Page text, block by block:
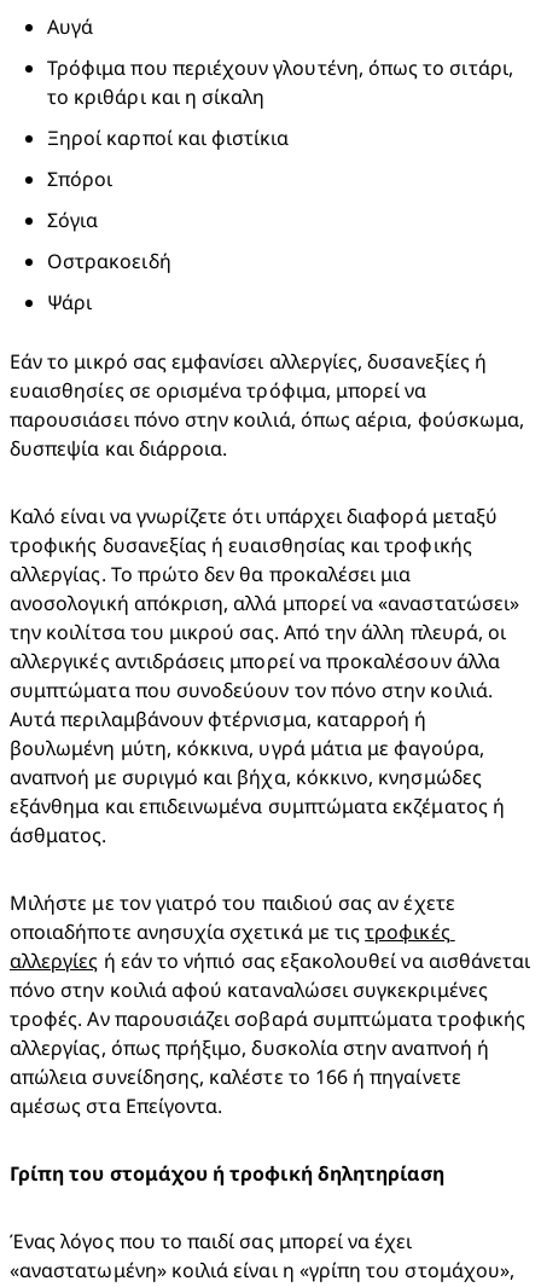
Αυγά
Τρόφιμα που περιέχουν γλουτένη, όπως το σιτάρι,
το κριθάρι και η σίκαλη
Ξηροί καρποί και φιστίκια
Σπόροι
Σόγια
Οστρακοειδή
Ψάρι
​Εάν το μικρό σας εμφανίσει αλλεργίες, δυσανεξίες ή
ευαισθησίες σε ορισμένα τρόφιμα, μπορεί να
παρουσιάσει πόνο στην κοιλιά, όπως αέρια, φούσκωμα,
δυσπεψία και διάρροια.
Καλό είναι να γνωρίζετε ότι υπάρχει διαφορά μεταξύ
τροφικής δυσανεξίας ή ευαισθησίας και τροφικής
αλλεργίας. Το πρώτο δεν θα προκαλέσει μια
ανοσολογική απόκριση, αλλά μπορεί να «αναστατώσει»
την κοιλίτσα του μικρού σας. Από την άλλη πλευρά, οι
αλλεργικές αντιδράσεις μπορεί να προκαλέσουν άλλα
συμπτώματα που συνοδεύουν τον πόνο στην κοιλιά.
Αυτά περιλαμβάνουν φτέρνισμα, καταρροή ή
βουλωμένη μύτη, κόκκινα, υγρά μάτια με φαγούρα,
αναπνοή με συριγμό και βήχα, κόκκινο, κνησμώδες
εξάνθημα και επιδεινωμένα συμπτώματα εκζέματος ή
άσθματος.​
Μιλήστε με τον γιατρό του παιδιού σας αν έχετε
οποιαδήποτε ανησυχία σχετικά με τις τροφικές
αλλεργίες ή εάν το νήπιό σας εξακολουθεί να αισθάνεται
πόνο στην κοιλιά αφού καταναλώσει συγκεκριμένες
τροφές. Αν παρουσιάζει σοβαρά συμπτώματα τροφικής
αλλεργίας, όπως πρήξιμο, δυσκολία στην αναπνοή ή
απώλεια συνείδησης, καλέστε το 166 ή πηγαίνετε
αμέσως στα Επείγοντα.
Γρίπη του στομάχου ή τροφική δηλητηρίαση
Ένας λόγος που το παιδί σας μπορεί να έχει
«αναστατωμένη» κοιλιά είναι η «γρίπη του στομάχου»,